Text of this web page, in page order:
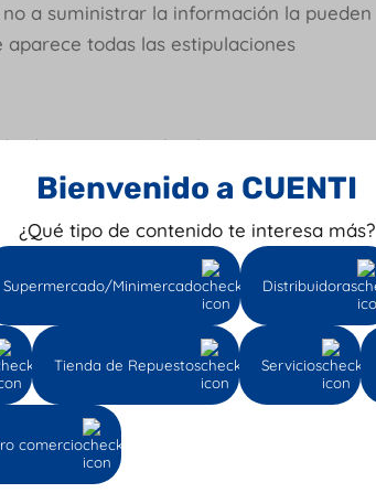
a suministrar la información la pueden
aparece todas las estipulaciones
de Renta en Colombia 2022
de Reporte del
de enero de 2022 tendrán plazo hasta el
a sus beneficiarios finales.
de 2022, deben inscribir a sus
de obtener su RUT.
escribe este artículo, se presentó un
del RUB, siendo el vencimiento
Bienvenido a CUENTI
¿Qué tipo de contenido te interesa más?
Supermercado/Minimercado Distribuidoras
Tienda de Repuestos Servicios
comercio